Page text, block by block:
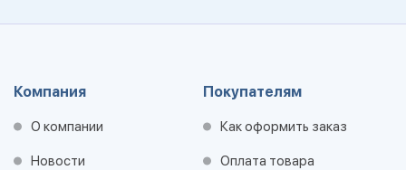
Компания
О компании
Новости
Покупателям
Как оформить заказ
Оплата товара